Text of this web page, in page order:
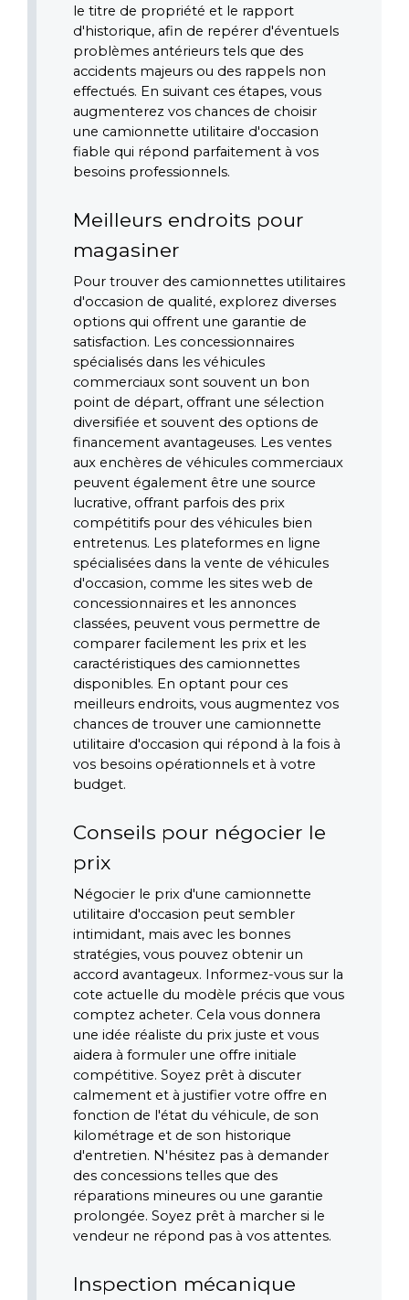
le titre de propriété et le rapport
d'historique, afin de repérer d'éventuels
problèmes antérieurs tels que des
accidents majeurs ou des rappels non
effectués. En suivant ces étapes, vous
augmenterez vos chances de choisir
une camionnette utilitaire d'occasion
fiable qui répond parfaitement à vos
besoins professionnels.
Meilleurs endroits pour
magasiner
Pour trouver des camionnettes utilitaires
d'occasion de qualité, explorez diverses
options qui offrent une garantie de
satisfaction. Les concessionnaires
spécialisés dans les véhicules
commerciaux sont souvent un bon
point de départ, offrant une sélection
diversifiée et souvent des options de
financement avantageuses. Les ventes
aux enchères de véhicules commerciaux
peuvent également être une source
lucrative, offrant parfois des prix
compétitifs pour des véhicules bien
entretenus. Les plateformes en ligne
spécialisées dans la vente de véhicules
d'occasion, comme les sites web de
concessionnaires et les annonces
classées, peuvent vous permettre de
comparer facilement les prix et les
caractéristiques des camionnettes
disponibles. En optant pour ces
meilleurs endroits, vous augmentez vos
chances de trouver une camionnette
utilitaire d'occasion qui répond à la fois à
vos besoins opérationnels et à votre
budget.
Conseils pour négocier le
prix
Négocier le prix d'une camionnette
utilitaire d'occasion peut sembler
intimidant, mais avec les bonnes
stratégies, vous pouvez obtenir un
accord avantageux. Informez-vous sur la
cote actuelle du modèle précis que vous
comptez acheter. Cela vous donnera
une idée réaliste du prix juste et vous
aidera à formuler une offre initiale
compétitive. Soyez prêt à discuter
calmement et à justifier votre offre en
fonction de l'état du véhicule, de son
kilométrage et de son historique
d'entretien. N'hésitez pas à demander
des concessions telles que des
réparations mineures ou une garantie
prolongée. Soyez prêt à marcher si le
vendeur ne répond pas à vos attentes.
Inspection mécanique